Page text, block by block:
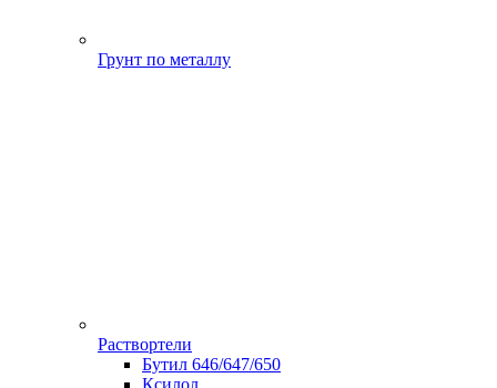
Грунт по металлу
Раствортели
Бутил 646/647/650
Ксилол